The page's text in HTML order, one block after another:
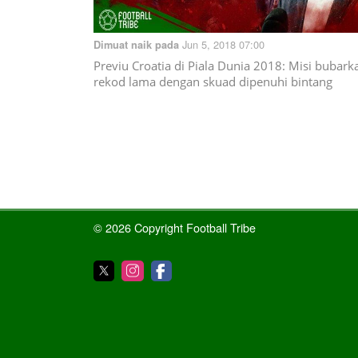
Dimuat naik pada Jun 5, 2018 07:00
Previu Croatia di Piala Dunia 2018: Misi
rekod lama dengan skuad dipenuhi bintang
© 2026 Copyright Football Tribe